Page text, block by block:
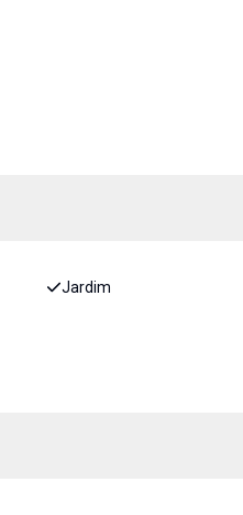
Jardim